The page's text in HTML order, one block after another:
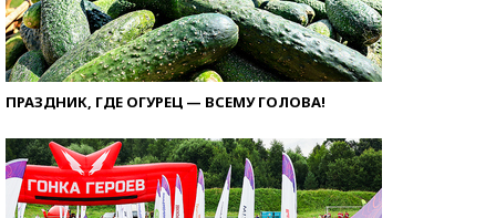
ПРАЗДНИК, ГДЕ ОГУРЕЦ — ВСЕМУ ГОЛОВА!